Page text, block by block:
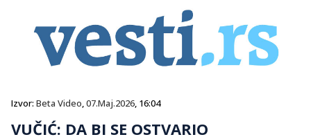
Izvor: Beta Video,07.Maj.2026, 16:04
VUČIĆ: DA BI SE OSTVARIO